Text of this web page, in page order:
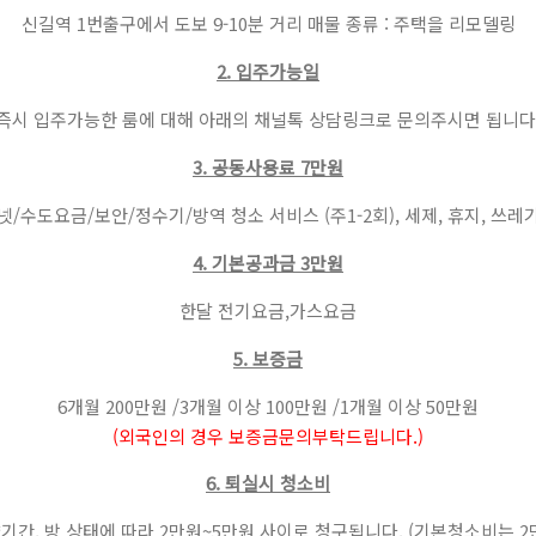
신길역 1번출구에서 도보 9-10분 거리 매물 종류 : 주택을 리모델링
2. 입주가능일
시 입주가능한 룸에 대해 아래의 채널톡 상담링크로 문의주시면 됩니
3. 공동사용료 7만원
/수도요금/보안/정수기/방역 청소 서비스 (주1-2회), 세제, 휴지, 쓰레
4. 기본공과금3만원
한달 전기요금,가스요금
5. 보증금
6개월 200만원 /3개월 이상 100만원 /1개월 이상 50만원
(외국인의 경우 보증금문의부탁드립니다.)
6. 퇴실시 청소비
간, 방 상태에 따라 2만원~5만원 사이로 청구됩니다. (기본청소비는 2